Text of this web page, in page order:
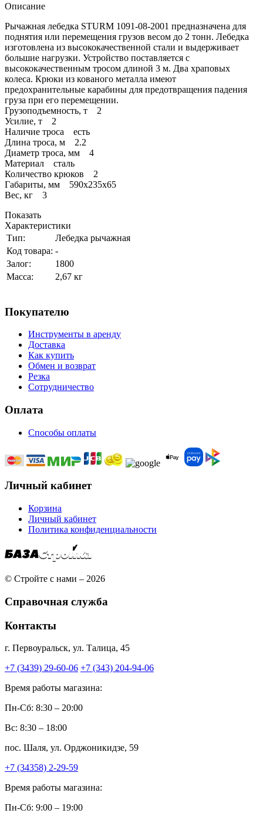
Описание
Рычажная лебедка STURM 1091-08-2001 предназначена для
поднятия или перемещения грузов весом до 2 тонн. Лебедка
изготовлена из высококачественной стали и выдерживает
большие нагрузки. Устройство поставляется с
высококачественным тросом длиной 3 м. Два храповых
колеса. Крюки из кованого металла имеют
предохранительные карабины для предотвращения падения
груза при его перемещении.
Грузоподъемность, т 2
Усилие, т 2
Наличие троса есть
Длина троса, м 2.2
Диаметр троса, мм 4
Материал сталь
Количество крюков 2
Габариты, мм 590x235x65
Вес, кг 3
Показать
Характеристики
Тип:
Лебедка рычажная
Код товара: -
Залог:
1800
Масса:
2,67 кг
Покупателю
Инструменты в аренду
Доставка
Как купить
Обмен и возврат
Резка
Сотрудничество
Оплата
Способы оплаты
Личный кабинет
Корзина
Личный кабинет
Политика конфиденциальности
© Стройте с нами – 2026
Справочная служба
Контакты
г. Первоуральск, ул. Талица, 45
+7 (3439) 29-60-06 +7 (343) 204-94-06
Время работы магазина:
Пн-Сб: 8:30 – 20:00
Вс: 8:30 – 18:00
пос. Шаля, ул. Орджоникидзе, 59
+7 (34358) 2-29-59
Время работы магазина:
Пн-Сб: 9:00 – 19:00